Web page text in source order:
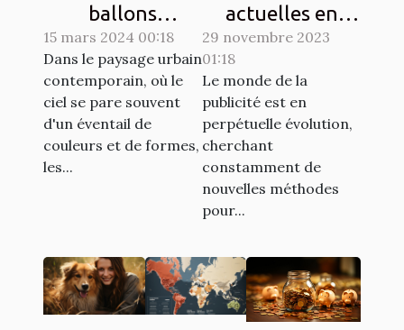
ballons
publicitaires
dans les
campagnes de
sensibilisation
15 mars 2024 00:18
Dans le paysage urbain
contemporain, où le
ciel se pare souvent
d'un éventail de
couleurs et de formes,
les...
actuelles en
matière de
ballons
publicitaires
hélium
29 novembre 2023
01:18
Le monde de la
publicité est en
perpétuelle évolution,
cherchant
constamment de
nouvelles méthodes
pour...